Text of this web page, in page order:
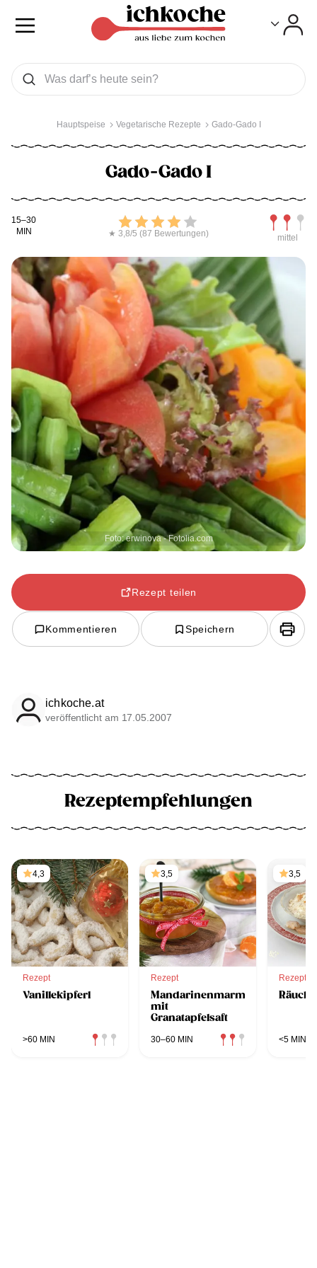
Was wollen Sie suchen
Suchen
Hauptspeise Vegetarische Rezepte Gado-Gado I
Gado-Gado I
Kochdauer
15–30
MIN
Bewerten
★ 3,8/5 (87 Bewertungen) mittel
Foto: erwinova - Fotolia.com
Rezept teilen
Kommentieren Speichern
ichkoche.at
veröffentlicht am 17.05.2007
Rezeptempfehlungen
4,3
Rezept
Vanillekipferl
>60 MIN
3,5
Rezept
Mandarinenmarmelade
mit
Granatapfelsaft
30–60 MIN
3,5
Rezept
<5 MIN